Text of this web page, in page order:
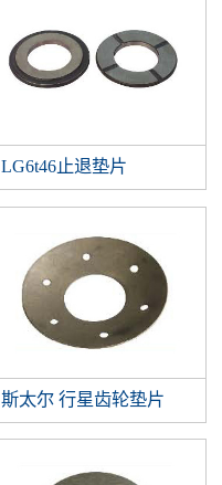
LG6t46止退垫片
斯太尔 行星齿轮垫片